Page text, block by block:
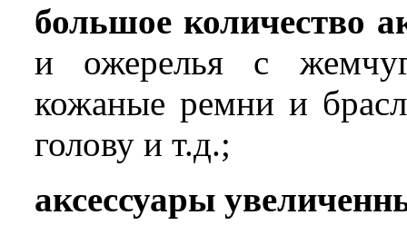
большое количество
и ожерелья с
кожаные ремни и
голову и т.д.;
аксессуары